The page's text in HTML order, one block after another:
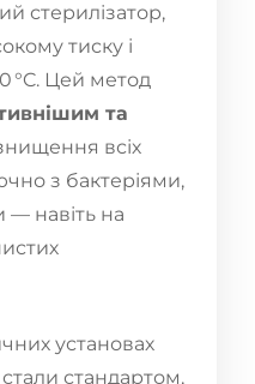
стерилізатор,
тиску і
°C. Цей метод
та
всіх
з бактеріями,
— навіть на
установах
стандартом,